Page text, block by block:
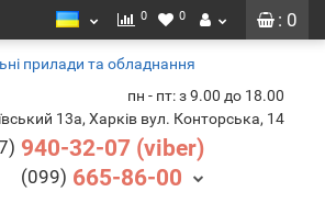
: 0
0 0
пн - пт: з 9.00 до 18.00
13а, Харків вул. Конторська, 14
940-32-07 (viber)
(099) 665-86-00